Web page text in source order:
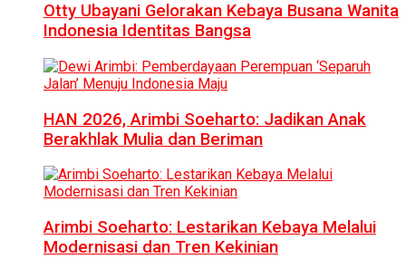
Otty Ubayani Gelorakan Kebaya Busana Wanita
Indonesia Identitas Bangsa
HAN 2026, Arimbi Soeharto: Jadikan Anak
Berakhlak Mulia dan Beriman
Arimbi Soeharto: Lestarikan Kebaya Melalui
Modernisasi dan Tren Kekinian